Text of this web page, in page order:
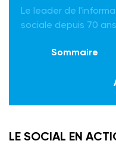
Le leader de
sociale depuis 70 ans
Sommaire
LE SOCIAL EN